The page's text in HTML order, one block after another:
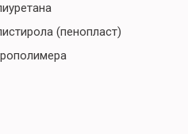
(пенопласт)